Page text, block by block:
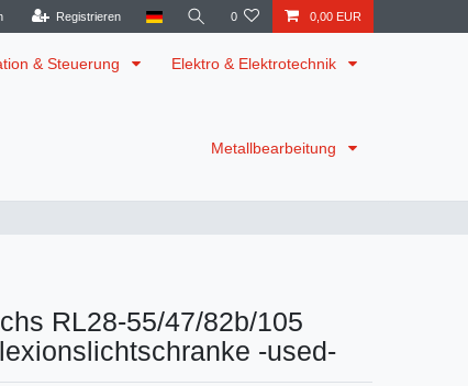
Registrieren 0 0,00 EUR
& Steuerung Elektro & Elektrotechnik
Metallbearbeitung
RL28-55/47/82b/105
-used-